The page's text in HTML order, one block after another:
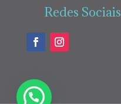
Redes Sociais